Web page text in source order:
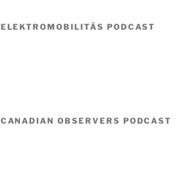
ELEKTROMOBILITÁS PODCAST
CANADIAN OBSERVERS PODCAST